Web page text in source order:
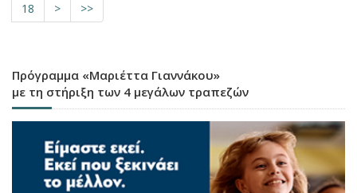
18
> >>
Πρόγραμμα «Μαριέττα Γιαννάκου»
με τη στήριξη των 4 μεγάλων τραπεζών